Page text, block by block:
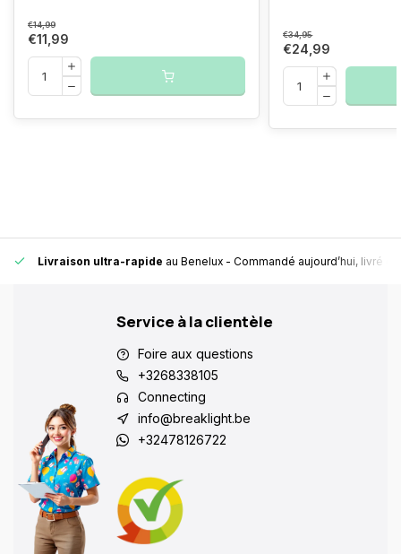
€14,99
€11,99 €34,95
€24,99
Livraison ultra-rapide au Benelux - Commandé aujourd’hui, livré
Service à la clientèle
Foire aux questions
+3268338105
Connecting
info@breaklight.be
+32478126722